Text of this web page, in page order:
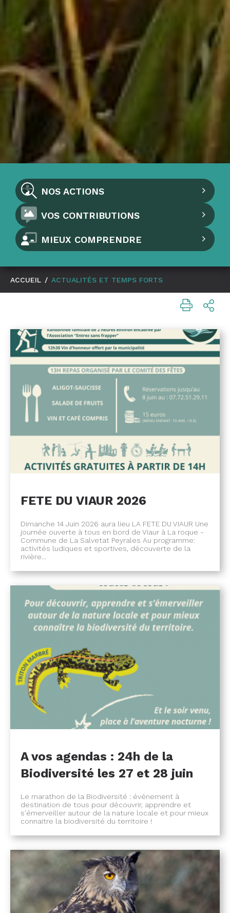
NOS ACTIONS
VOS CONTRIBUTIONS
MIEUX COMPRENDRE
ACCUEIL / ACTUALITÉS ET TEMPS FORTS
FETE DU VIAUR 2026
Dimanche 14 Juin 2026 aura lieu LA FETE DU VIAUR Une
journée ouverte à tous en bord de Viaur à La roque -
Commune de La Salvetat Peyrales Au programme:
activités ludiques et sportives, découverte de la
rivière...
A vos agendas : 24h de la
Biodiversité les 27 et 28 juin
Le marathon de la Biodiversité : événement à
destination de tous pour découvrir, apprendre et
s'émerveiller autour de la nature locale et pour mieux
connaitre la biodiversité du territoire !